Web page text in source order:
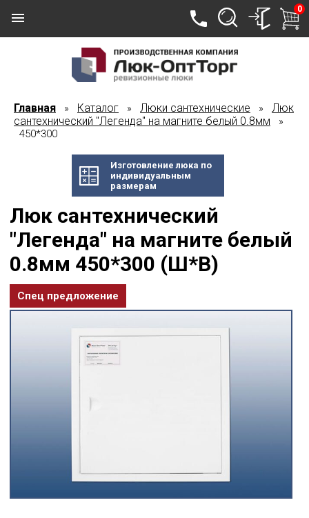
0
Главная » Каталог » Люки сантехнические » Люк
сантехнический "Легенда" на магните белый 0.8мм »
450*300
Изготовление люка по
индивидуальным
размерам
Люк сантехнический
"Легенда" на магните белый
0.8мм 450*300 (Ш*В)
Спец предложение